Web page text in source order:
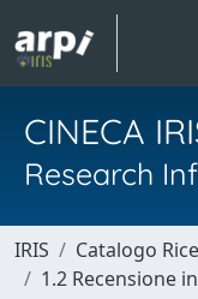
CINECA
Research
IRIS Catalogo
1.2 Recensione